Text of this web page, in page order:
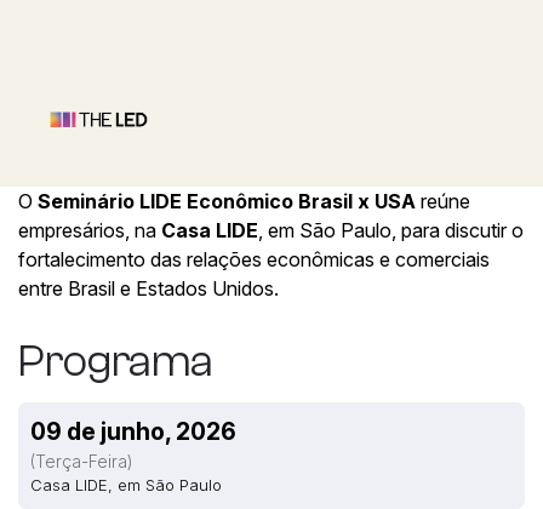
O Seminário LIDE Econômico Brasil x USA reúne
empresários, na Casa LIDE, em São Paulo, para discutir o
fortalecimento das relações econômicas e comerciais
entre Brasil e Estados Unidos.
Programa
09 de junho, 2026
(terça-Feira)
Casa LIDE, em São Paulo